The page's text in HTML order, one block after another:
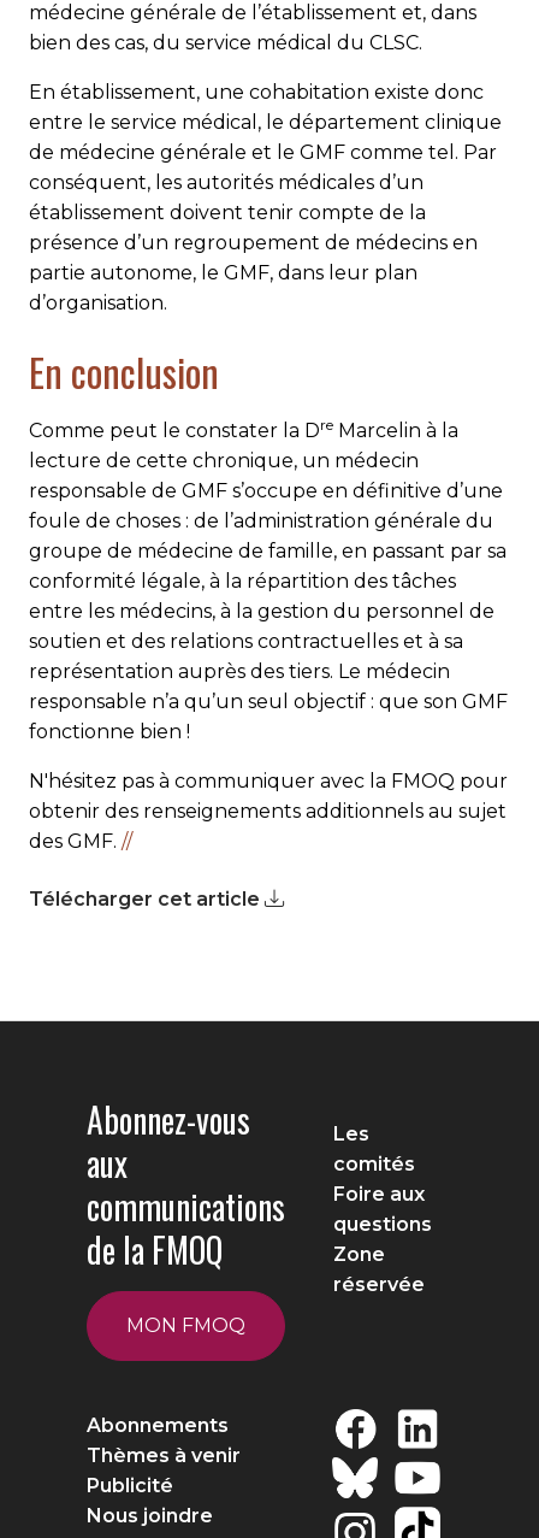
médecine générale de l’établissement et, dans
bien des cas, du service médical du CLSC.
En établissement, une cohabitation existe donc
entre le service médical, le département clinique
de médecine générale et le GMF comme tel. Par
conséquent, les autorités médicales d’un
établissement doivent tenir compte de la
présence d’un regroupement de médecins en
partie autonome, le GMF, dans leur plan
d’organisation.
En conclusion
Comme peut le constater la Dre Marcelin à la
lecture de cette chronique, un médecin
responsable de GMF s’occupe en définitive d’une
foule de choses : de l’administration générale du
groupe de médecine de famille, en passant par sa
conformité légale, à la répartition des tâches
entre les médecins, à la gestion du personnel de
soutien et des relations contractuelles et à sa
représentation auprès des tiers. Le médecin
responsable n’a qu’un seul objectif : que son GMF
fonctionne bien !
N'hésitez pas à communiquer avec la FMOQ pour
obtenir des renseignements additionnels au sujet
des GMF. //
Télécharger cet article
Abonnez-vous
aux
communications
de la FMOQ
MON FMOQ
Les
comités
Foire aux
questions
Zone
réservée
Abonnements
Thèmes à venir
Publicité
Nous joindre